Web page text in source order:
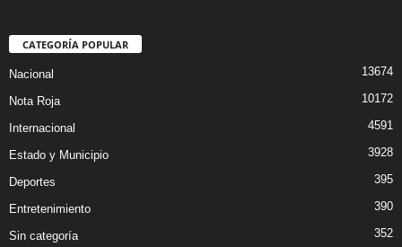
CATEGORÍA POPULAR
Nacional 13674
Nota Roja 10172
Internacional 4591
Estado y Municipio 3928
Deportes 395
Entretenimiento 390
Sin categoría 352